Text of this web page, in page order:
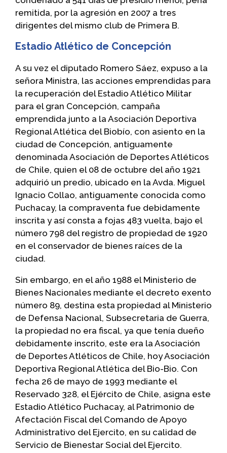
remitida, por la agresión en 2007 a tres
dirigentes del mismo club de Primera B.
Estadio Atlético de Concepción
A su vez el diputado Romero Sáez, expuso a la
señora Ministra, las acciones emprendidas para
la recuperación del Estadio Atlético Militar
para el gran Concepción, campaña
emprendida junto a la Asociación Deportiva
Regional Atlética del Biobío, con asiento en la
ciudad de Concepción, antiguamente
denominada Asociación de Deportes Atléticos
de Chile, quien el 08 de octubre del año 1921
adquirió un predio, ubicado en la Avda. Miguel
Ignacio Collao, antiguamente conocida como
Puchacay, la compraventa fue debidamente
inscrita y así consta a fojas 483 vuelta, bajo el
número 798 del registro de propiedad de 1920
en el conservador de bienes raíces de la
ciudad.
Sin embargo, en el año 1988 el Ministerio de
Bienes Nacionales mediante el decreto exento
número 89, destina esta propiedad al Ministerio
de Defensa Nacional, Subsecretaria de Guerra,
la propiedad no era fiscal, ya que tenía dueño
debidamente inscrito, este era la Asociación
de Deportes Atléticos de Chile, hoy Asociación
Deportiva Regional Atlética del Bio-Bio. Con
fecha 26 de mayo de 1993 mediante el
Reservado 328, el Ejército de Chile, asigna este
Estadio Atlético Puchacay, al Patrimonio de
Afectación Fiscal del Comando de Apoyo
Administrativo del Ejercito, en su calidad de
Servicio de Bienestar Social del Ejercito.